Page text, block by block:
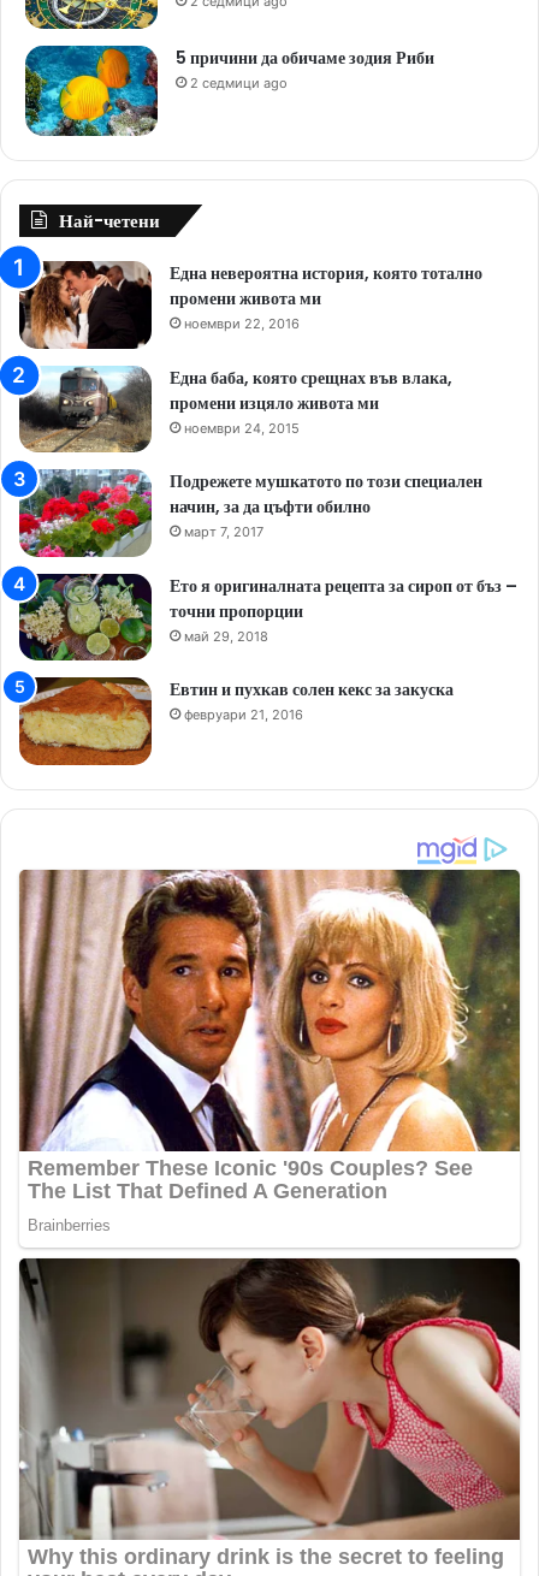
5 причини да обичаме зодия Риби
2 седмици ago
Най-четени
Една невероятна история, която тотално
промени живота ми
ноември 22, 2016
Една баба, която срещнах във влака,
промени изцяло живота ми
ноември 24, 2015
Подрежете мушкатото по този специален
начин, за да цъфти обилно
март 7, 2017
Ето я оригиналната рецепта за сироп от бъз –
точни пропорции
май 29, 2018
Евтин и пухкав солен кекс за закуска
февруари 21, 2016